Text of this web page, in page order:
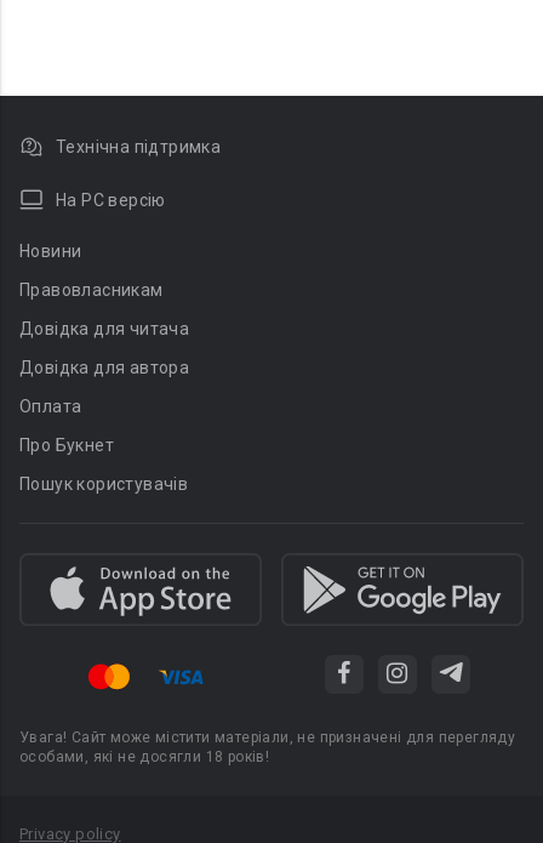
Технічна підтримка
На PC версію
Новини
Правовласникам
Довідка для читача
Довідка для автора
Оплата
Про Букнет
Пошук користувачів
Увага! Сайт може містити матеріали, не призначені для перегляду
особами, які не досягли 18 років!
Privacy policy